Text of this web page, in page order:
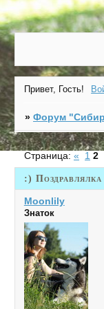
Привет, Гость!
»Форум
:)
Страница:« 1 2
Moonlily
Знаток